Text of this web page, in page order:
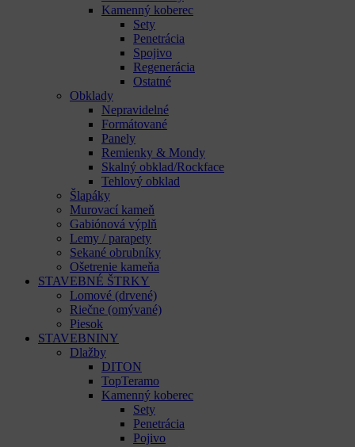
Kamenný koberec
Sety
Penetrácia
Spojivo
Regenerácia
Ostatné
Obklady
Nepravidelné
Formátované
Panely
Remienky & Mondy
Skalný obklad/Rockface
Tehlový obklad
Šlapáky
Murovací kameň
Gabiónová výplň
Lemy / parapety
Sekané obrubníky
Ošetrenie kameňa
STAVEBNÉ ŠTRKY
Lomové (drvené)
Riečne (omývané)
Piesok
STAVEBNINY
Dlažby
DITON
TopTeramo
Kamenný koberec
Sety
Penetrácia
Pojivo